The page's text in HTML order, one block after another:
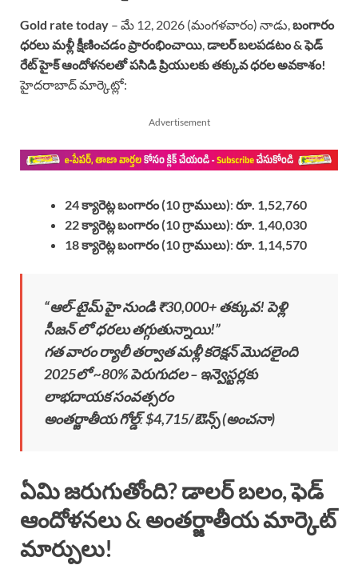
Gold rate today – మే 12, 2026 (మంగళవారం) నాడు,బంగారం
ధరలు మళ్లీ క్షీణించడం ప్రారంభించాయి,డాలర్ బలపడటం & ఫెడ్
రేట్ హైక్ ఆందోళనలతో పసిడి ప్రియులకు తక్కువ ధరల అవకాశం!
హైదరాబాద్ మార్కెట్లో:
Advertisement
24 క్యారెట్ల బంగారం (10 గ్రాములు): రూ. 1,52,760
22 క్యారెట్ల బంగారం (10 గ్రాములు): రూ. 1,40,030
18 క్యారెట్ల బంగారం (10 గ్రాములు): రూ. 1,14,570
“ఆల్-టైమ్ హై నుండి ₹30,000+ తక్కువ! పెళ్లి
సీజన్ లో ధరలు తగ్గుతున్నాయి!”
గత వారం ర్యాలీ తర్వాత మళ్లీ కరెక్షన్ మొదలైంది
2025లో ~80% పెరుగుదల – ఇన్వెస్టర్లకు
లాభదాయక సంవత్సరం
అంతర్జాతీయ గోల్డ్:$4,715/ఔన్స్ (అంచనా)
ఏమి జరుగుతోంది? డాలర్ బలం, ఫెడ్
ఆందోళనలు & అంతర్జాతీయ మార్కెట్
మార్పులు!